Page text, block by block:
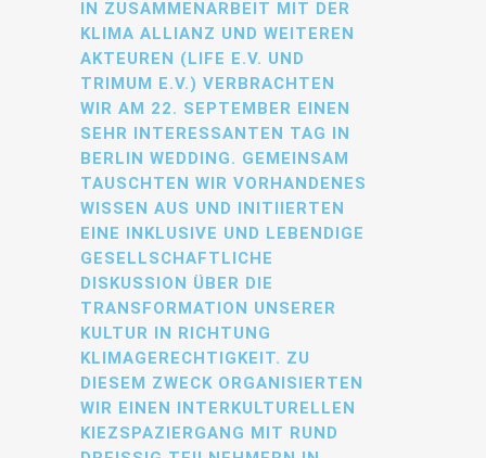
IN ZUSAMMENARBEIT MIT DER
KLIMA ALLIANZ UND WEITEREN
AKTEUREN (LIFE E.V. UND
TRIMUM E.V.) VERBRACHTEN
WIR AM 22. SEPTEMBER EINEN
SEHR INTERESSANTEN TAG IN
BERLIN WEDDING. GEMEINSAM
TAUSCHTEN WIR VORHANDENES
WISSEN AUS UND INITIIERTEN
EINE INKLUSIVE UND LEBENDIGE
GESELLSCHAFTLICHE
DISKUSSION ÜBER DIE
TRANSFORMATION UNSERER
KULTUR IN RICHTUNG
KLIMAGERECHTIGKEIT. ZU
DIESEM ZWECK ORGANISIERTEN
WIR EINEN INTERKULTURELLEN
KIEZSPAZIERGANG MIT RUND